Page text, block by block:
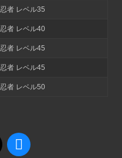
忍者 レベル35
忍者 レベル40
忍者 レベル45
忍者 レベル45
忍者 レベル50